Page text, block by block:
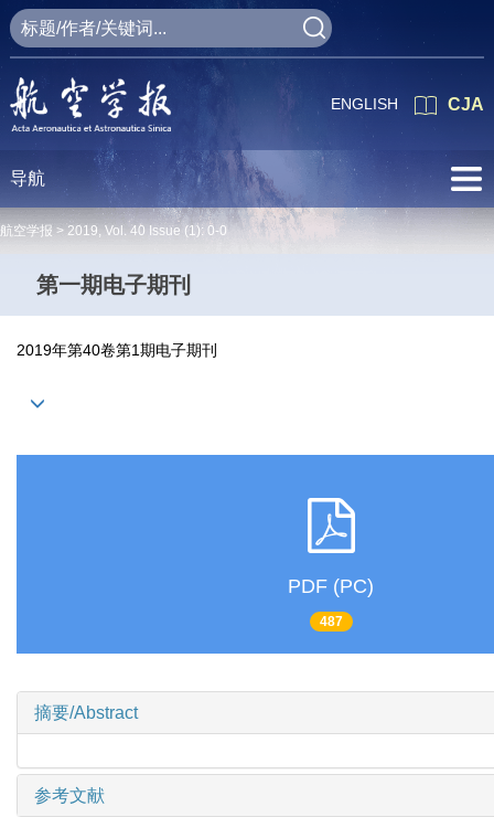
CJA
ENGLISH
导航
航空学报 > 2019, Vol. 40 Issue (1): 0-0
第一期电子期刊
2019年第40卷第1期电子期刊
PDF (PC)
487
摘要/Abstract
参考文献